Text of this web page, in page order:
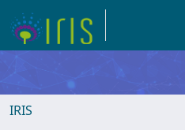
IRIS